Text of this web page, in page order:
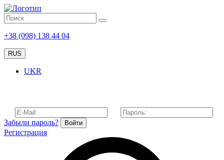
+38 (098) 138 44 04
RUS
UKR
Забыли пароль? Войти
Регистрация